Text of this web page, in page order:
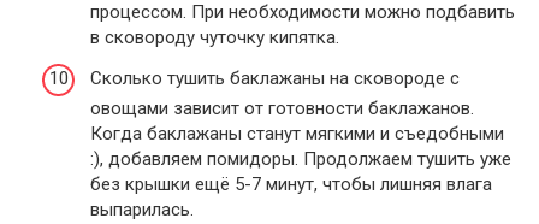
процессом. При необходимости можно подбавить
в сковороду чуточку кипятка.
Сколько тушить баклажаны на сковороде с
овощами зависит от готовности баклажанов.
Когда баклажаны станут мягкими и съедобными
:), добавляем помидоры. Продолжаем тушить уже
без крышки ещё 5-7 минут, чтобы лишняя влага
выпарилась.